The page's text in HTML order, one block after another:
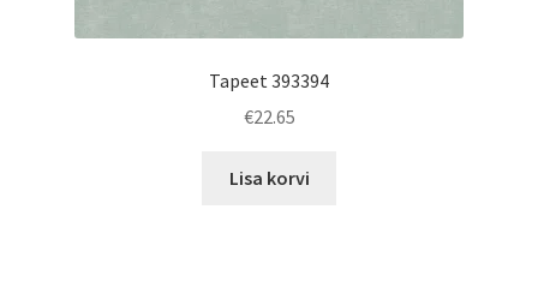
Tapeet 393394
€22.65
Lisa korvi